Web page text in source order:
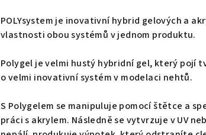
POLYsystem je inovativní hybrid gelových a
vlastnosti obou systémů v jednom produktu.
Polygel je velmi hustý hybridní gel, který pojí
o velmi inovativní systém v modelaci nehtů.
S Polygelem se manipuluje pomocí štětce a
práci s akrylem. Následně se vytvrzuje v UV